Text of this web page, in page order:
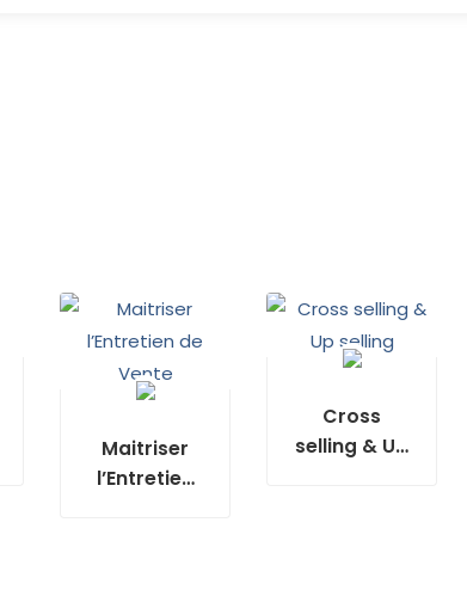
Maitriser
l’Entretien
Cross
selling & Up